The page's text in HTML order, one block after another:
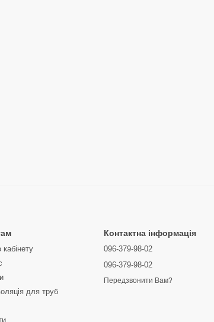
кабінету
для труб
Контактна інформація
096-379-98-02
096-379-98-02
Передзвонити Вам?